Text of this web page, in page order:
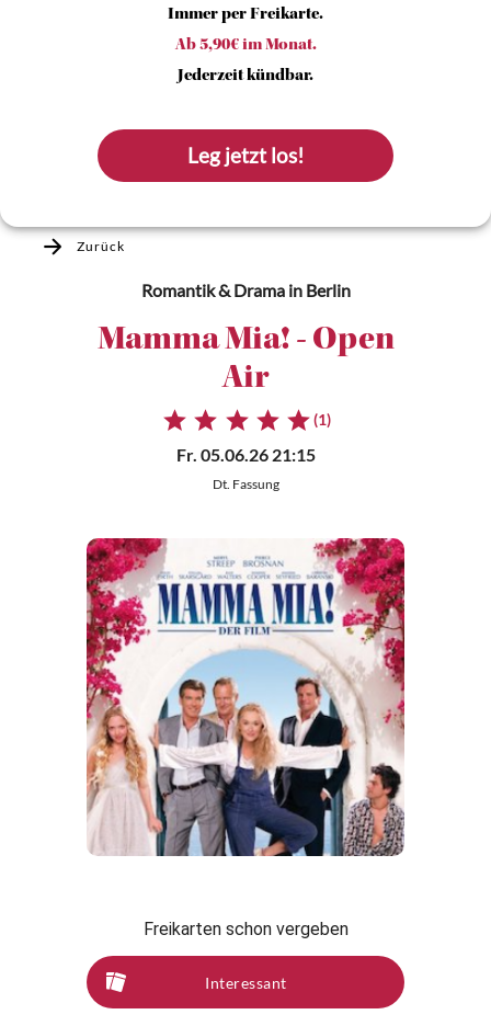
Immer per Freikarte.
Ab 5,90€ im Monat.
Jederzeit kündbar.
Leg jetzt los!
Zurück
Romantik & Dramain Berlin
Mamma Mia! - Open
Air
(1)
Fr. 05.06.26 21:15
Dt. Fassung
Freikarten schon vergeben
Interessant